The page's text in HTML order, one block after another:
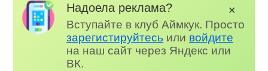
Надоела реклама?
Вступайте в клуб Аймкук. Просто
зарегистируйтесь или войдите
на наш сайт через Яндекс или
ВК.
✕